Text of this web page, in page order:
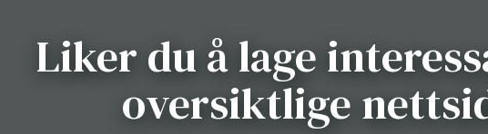
Liker du å lage
oversiktlige